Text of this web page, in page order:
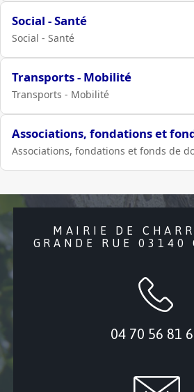
Social - Santé
Social - Santé
Transports - Mobilité
Transports - Mobilité
Associations, fondations et
Associations, fondations et fonds de
MAIRIE DE
GRANDE RUE 03140
04 70 56 81